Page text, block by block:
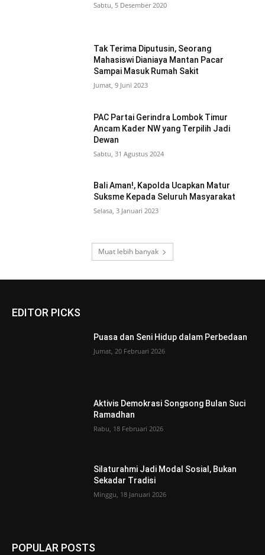
Sabtu, 5 Desember 2020
Tak Terima Diputusin, Seorang
Mahasiswi Dianiaya Mantan Pacar
Sampai Masuk Rumah Sakit
Jumat, 9 Juni 2023
PAC Partai Gerindra Lombok Timur
Ancam Kader NW yang Terpilih Jadi
Dewan
Sabtu, 31 Agustus 2024
Bali Aman!, Kapolda Ucapkan Matur
Suksme Kepada Seluruh Masyarakat
Selasa, 3 Januari 2023
Muat lebih banyak
EDITOR PICKS
Puasa dan Seni Hidup dalam Perbedaan
Jumat, 20 Februari 2026
Aktivis Demokrasi Songsong Bulan Suci
Ramadhan
Rabu, 18 Februari 2026
Silaturahmi Jadi Modal Sosial, Bukan
Sekadar Tradisi
Minggu, 18 Januari 2026
POPULAR POSTS